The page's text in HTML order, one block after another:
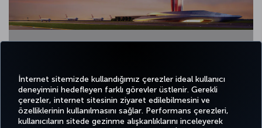
İnternet sitemizde kullandığımız çerezler ideal kullanıcı
deneyimini hedefleyen farklı görevler üstlenir. Gerekli
çerezler, internet sitesinin ziyaret edilebilmesini ve
özelliklerinin kullanılmasını sağlar. Performans çerezleri,
kullanıcıların sitede gezinme alışkanlıklarını inceleyerek
TwitterFacebook
Instagram
YoutubeLinkedIn
TiktokBlogPinterest